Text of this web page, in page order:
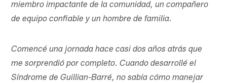
miembro impactante de la comunidad, un compañero
de equipo confiable y un hombre de familia.
Comencé una jornada hace casi dos años atrás que
me sorprendió por completo. Cuando desarrollé el
Síndrome de Guillian-Barré, no sabía cómo manejar